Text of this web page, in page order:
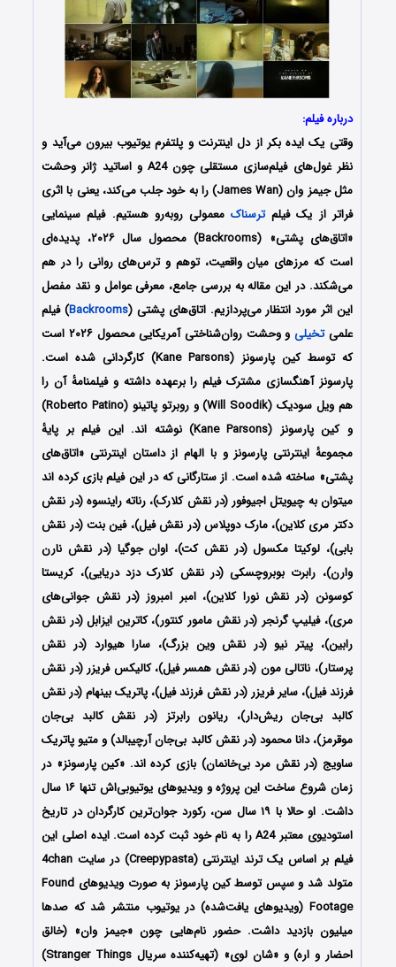
درباره فیلم:
وقتی یک ایده بکر از دل اینترنت و پلتفرم یوتیوب بیرون می‌آید و
نظر غول‌های فیلم‌سازی مستقلی چون A24 و اساتید ژانر وحشت
مثل جیمز وان (James Wan) را به خود جلب می‌کند، یعنی با اثری
فراتر از یک فیلمترسناکمعمولی روبه‌رو هستیم. فیلم سینمایی
«اتاق‌های پشتی» (Backrooms) محصول سال ۲۰۲۶، پدیده‌ای
است که مرزهای میان واقعیت، توهم و ترس‌های روانی را در هم
می‌شکند. در این مقاله به بررسی جامع، معرفی عوامل و نقد مفصل
این اثر مورد انتظار می‌پردازیم. اتاق‌های پشتی (Backrooms) فیلم
علمیتخیلی
و وحشت روان‌شناختی آمریکایی محصول ۲۰۲۶ است
که توسط کین پارسونز (Kane Parsons) کارگردانی شده است.
پارسونز آهنگسازی مشترک فیلم را برعهده داشته و فیلمنامهٔ آن را
هم ویل سودیک (Will Soodik) و روبرتو پاتینو (Roberto Patino)
و کین پارسونز (Kane Parsons) نوشته اند. این فیلم بر پایهٔ
مجموعهٔ اینترنتی پارسونز و با الهام از داستان اینترنتی «اتاق‌های
پشتی» ساخته شده است. از ستارگانی که در این فیلم بازی کرده اند
میتوان به چیویتل اجیوفور (در نقش کلارک)، رناته راینسوه (در نقش
دکتر مری کلاین)، مارک دوپلاس (در نقش فیل)، فین بنت (در نقش
بابی)، لوکیتا مکسول (در نقش کت)، اوان جوگیا (در نقش نارن
وارن)، رابرت بوبروچسکی (در نقش کلارک دزد دریایی)، کریستا
کوسونن (در نقش نورا کلاین)، امبر امبروز (در نقش جوانی‌های
مری)، فیلیپ گرنجر (در نقش مامور کنتور)، کاترین ایزابل (در نقش
رابین)، پیتر نیو (در نقش وین بزرگ)، سارا هیوارد (در نقش
پرستار)، ناتالی مون (در نقش همسر فیل)، کالیکس فریزر (در نقش
فرزند فیل)، سایر فریزر (در نقش فرزند فیل)، پاتریک بینهام (در نقش
کالبد بی‌جان ریش‌دار)، ریانون رابرتز (در نقش کالبد بی‌جان
موقرمز)، دانا محمود (در نقش کالبد بی‌جان آرچیبالد) و متیو پاتریک
ساویج (در نقش مرد بی‌خانمان) بازی کرده اند. «کین پارسونز» در
زمان شروع ساخت این پروژه و ویدیوهای یوتیوبی‌اش تنها ۱۶ سال
داشت. او حالا با ۱۹ سال سن، رکورد جوان‌ترین کارگردان در تاریخ
استودیوی معتبر A24 را به نام خود ثبت کرده است. ایده اصلی این
فیلم بر اساس یک ترند اینترنتی (Creepypasta) در سایت 4chan
متولد شد و سپس توسط کین پارسونز به صورت ویدیوهای Found
Footage (ویدیوهای یافت‌شده) در یوتیوب منتشر شد که صدها
میلیون بازدید داشت. حضور نام‌هایی چون «جیمز وان» (خالق
احضار و اره) و «شان لوی» (تهیه‌کننده سریال Stranger Things)